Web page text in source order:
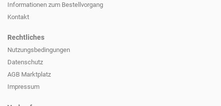
Informationen zum Bestellvorgang
Kontakt
Rechtliches
Nutzungsbedingungen
Datenschutz
AGB Marktplatz
Impressum